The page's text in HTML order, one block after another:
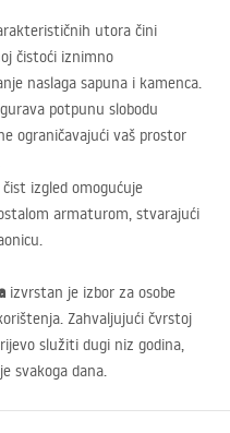
utora čini
čistoći iznimno
naslaga sapuna i kamenca.
potpunu slobodu
ograničavajući vaš prostor
izgled omogućuje
armaturom, stvarajući
izvrstan je izbor za osobe
Zahvaljujući čvrstoj
služiti dugi niz godina,
svakoga dana.